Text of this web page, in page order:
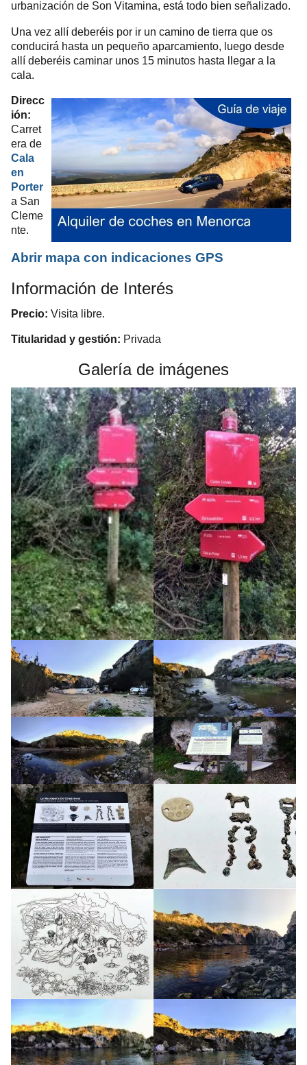
urbanización de Son Vitamina, está todo bien señalizado.
Una vez allí deberéis por ir un camino de tierra que os
conducirá hasta un pequeño aparcamiento, luego desde
allí deberéis caminar unos 15 minutos hasta llegar a la
cala.
Direcc
ión:
Carret
era de
Cala
en
Porter
a San
Cleme
nte.
Abrir mapa con indicaciones GPS
Información de Interés
Precio: Visita libre.
Titularidad y gestión: Privada
Galería de imágenes